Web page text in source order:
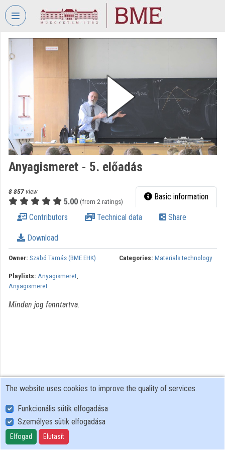
Skip header Skip menu
VIDEOTORIUM
BUDAPEST
OF
AND
ECONOMICS
Organization home
Log In
Organization discovery
Categories
Organization playlists
Organizations
Contributors
Anyagismeret - 5. előadás
8 857 view
5.00 (from 2 ratings) Basic information
Contributors Technical data Share
Download
Owner: Szabó Tamás (BME EHK) Categories: Materials technology
Playlists: Anyagismeret,
Anyagismeret
Minden jog fenntartva.
User Policy
Adatkezelési tájékoztató (en)
Cookie Policy
The website uses cookies to improve the quality of services.
Funkcionális sütik elfogadása
Személyes sütik elfogadása
Elfogad Elutasít